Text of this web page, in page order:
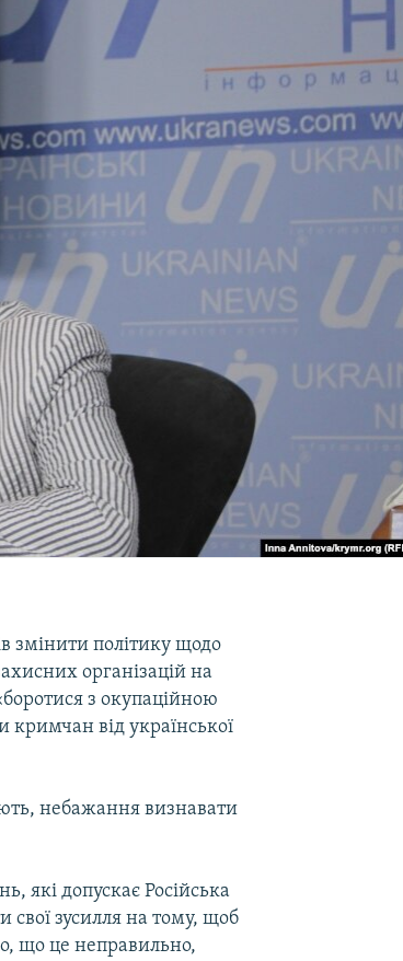
змінити політику щодо
організацій на
з окупаційною
кримчан від української
небажання визнавати
які допускає Російська
свої зусилля на тому, щоб
що це неправильно,